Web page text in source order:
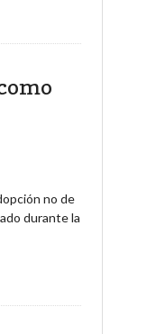
no de
durante la